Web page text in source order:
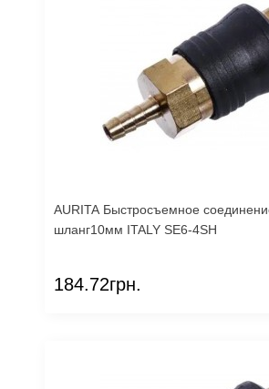
AURITA Быстросъемное соединение на
шланг10мм ITALY SE6-4SH
184.72грн.